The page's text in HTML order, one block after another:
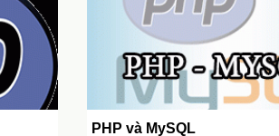
PHP và MySQL